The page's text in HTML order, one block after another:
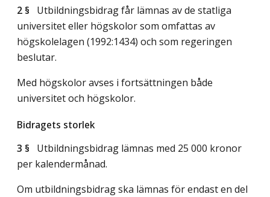
2 § Utbildningsbidrag får lämnas av de statliga
universitet eller högskolor som omfattas av
högskolelagen (1992:1434) och som regeringen
beslutar.
Med högskolor avses i fortsättningen både
universitet och högskolor.
Bidragets storlek
3 § Utbildningsbidrag lämnas med 25 000 kronor
per kalendermånad.
Om utbildningsbidrag ska lämnas för endast en del